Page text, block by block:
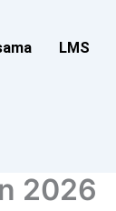
LMS
2026